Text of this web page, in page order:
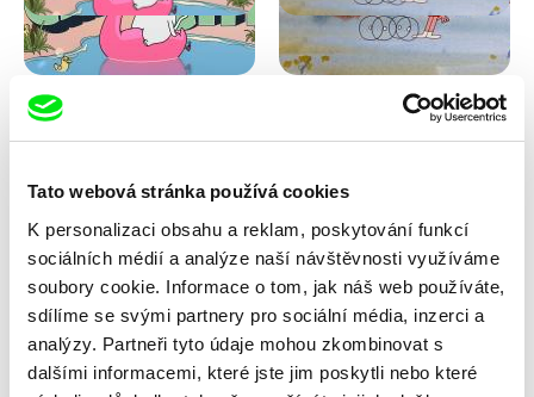
Tato webová stránka používá cookies
K personalizaci obsahu a reklam, poskytování funkcí
sociálních médií a analýze naší návštěvnosti využíváme
soubory cookie. Informace o tom, jak náš web používáte,
sdílíme se svými partnery pro sociální média, inzerci a
analýzy. Partneři tyto údaje mohou zkombinovat s
dalšími informacemi, které jste jim poskytli nebo které
Antje Heyn
Cat Lake City
Iva Ćirić Marita Mayer